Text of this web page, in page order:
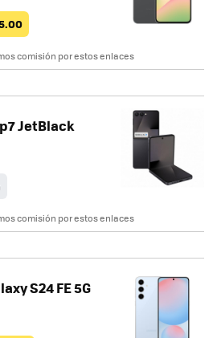
comisión por estos enlaces
JetBlack
comisión por estos enlaces
S24 FE 5G